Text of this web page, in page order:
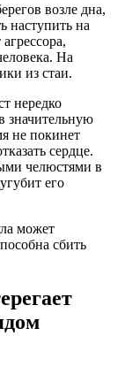
возле дна,
наступить на
На
из стаи.
нередко
значительную
не покинет
сердце.
челюстями в
его
может
сбить